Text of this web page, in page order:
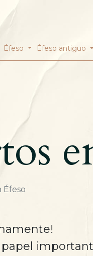
Éfeso Éfeso antiguo
Éfeso